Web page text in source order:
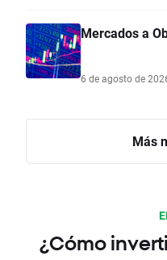
Mercados a
6 de agosto de
Más
¿Cómo